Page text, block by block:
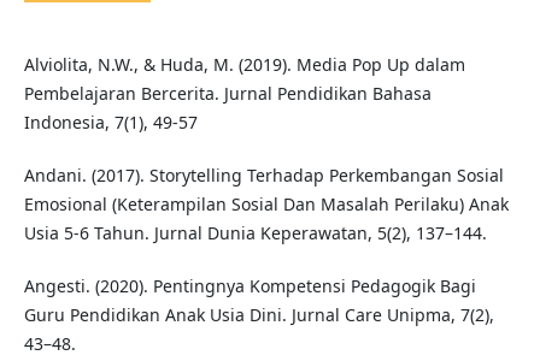
Alviolita, N.W., & Huda, M. (2019). Media Pop Up dalam
Pembelajaran Bercerita. Jurnal Pendidikan Bahasa
Indonesia, 7(1), 49-57
Andani. (2017). Storytelling Terhadap Perkembangan Sosial
Emosional (Keterampilan Sosial Dan Masalah Perilaku) Anak
Usia 5-6 Tahun. Jurnal Dunia Keperawatan, 5(2), 137–144.
Angesti. (2020). Pentingnya Kompetensi Pedagogik Bagi
Guru Pendidikan Anak Usia Dini. Jurnal Care Unipma, 7(2),
43–48.